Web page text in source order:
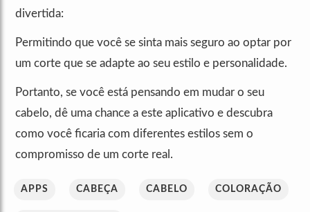
divertida:
Permitindo que você se sinta mais seguro ao optar por
um corte que se adapte ao seu estilo e personalidade.
Portanto, se você está pensando em mudar o seu
cabelo, dê uma chance a este aplicativo e descubra
como você ficaria com diferentes estilos sem o
compromisso de um corte real.
APPS CABEÇA CABELO COLORAÇÃO